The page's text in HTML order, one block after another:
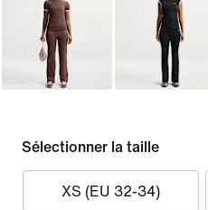
Sélectionner la taille
XS (EU 32-34)